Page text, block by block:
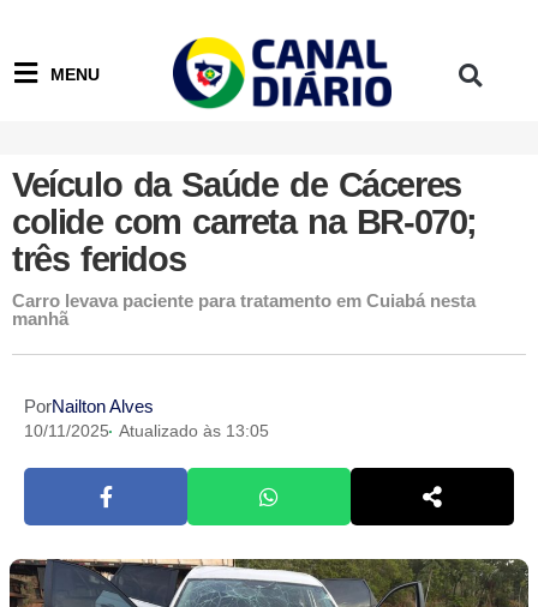
MENU
Veículo da Saúde de Cáceres
colide com carreta na BR-070;
três feridos
Carro levava paciente para tratamento em Cuiabá nesta
manhã
PorNailton Alves
10/11/2025 Atualizado às 13:05